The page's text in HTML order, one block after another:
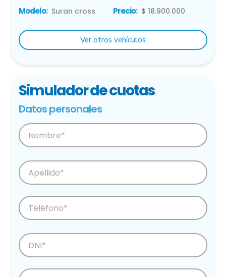
Modelo: Suran cross Precio: $ 18.900.000
Ver otros vehículos
Simulador de cuotas
Datos personales